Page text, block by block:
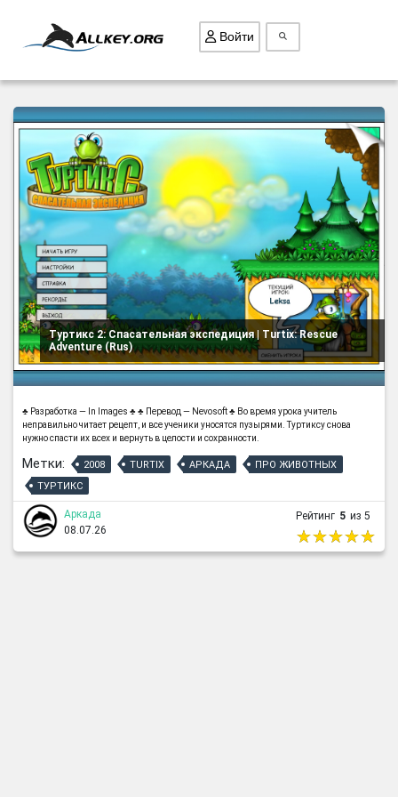
ВСЕ ИГРЫ
ПОИСК ПРЕДМЕТОВ
ГОЛОВОЛОМКИ
БИЗНЕС
ТРИ-В-РЯД
СТРАТЕГИИ
СТРЕЛЯЛКИ
КВЕСТ
КАК СКАЧАТЬ
НОВОСТИ
Войти
Туртикс 2: Спасательная экспедиция | Turtix: Rescue
Adventure (Rus)
♣ Разработка — In Images ♣ ♣ Перевод — Nevosoft ♣ Во время урока учитель
неправильно читает рецепт, и все ученики уносятся пузырями. Туртиксу снова
нужно спасти их всех и вернуть в целости и сохранности.
Метки: 2008 TURTIX АРКАДА
ПРО ЖИВОТНЫХ
ТУРТИКС
Аркада
08.07.26
Рейтинг 5 из 5